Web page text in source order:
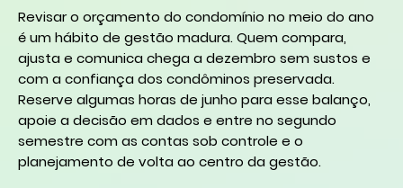
Revisar o orçamento do condomínio no meio do ano
é um hábito de gestão madura. Quem compara,
ajusta e comunica chega a dezembro sem sustos e
com a confiança dos condôminos preservada.
Reserve algumas horas de junho para esse balanço,
apoie a decisão em dados e entre no segundo
semestre com as contas sob controle e o
planejamento de volta ao centro da gestão.